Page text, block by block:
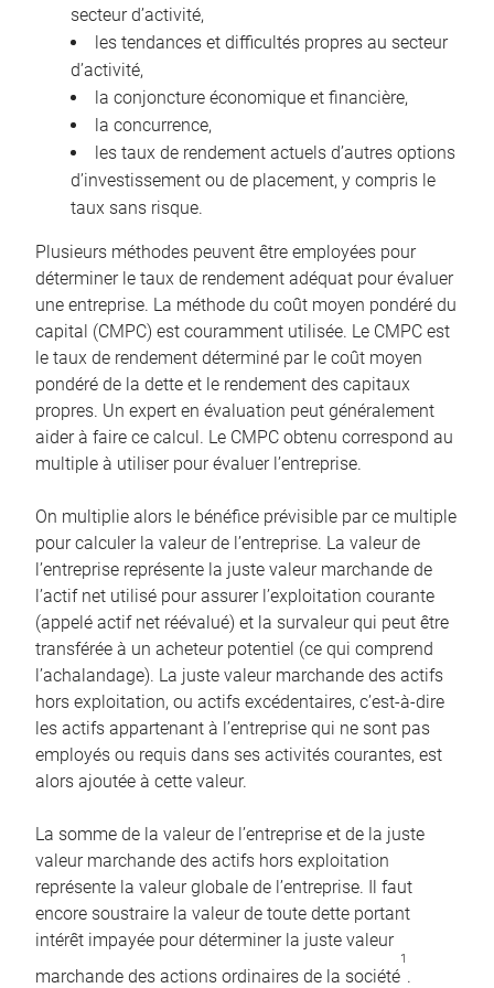
secteur d’activité,
les tendances et difficultés propres au secteur
d’activité,
la conjoncture économique et financière,
la concurrence,
les taux de rendement actuels d’autres options
d’investissement ou de placement, y compris le
taux sans risque.
Plusieurs méthodes peuvent être employées pour
déterminer le taux de rendement adéquat pour évaluer
une entreprise. La méthode du coût moyen pondéré du
capital (CMPC) est couramment utilisée. Le CMPC est
le taux de rendement déterminé par le coût moyen
pondéré de la dette et le rendement des capitaux
propres. Un expert en évaluation peut généralement
aider à faire ce calcul. Le CMPC obtenu correspond au
multiple à utiliser pour évaluer l’entreprise.
On multiplie alors le bénéfice prévisible par ce multiple
pour calculer la valeur de l’entreprise. La valeur de
l’entreprise représente la juste valeur marchande de
l’actif net utilisé pour assurer l’exploitation courante
(appelé actif net réévalué) et la survaleur qui peut être
transférée à un acheteur potentiel (ce qui comprend
l’achalandage). La juste valeur marchande des actifs
hors exploitation, ou actifs excédentaires, c’est-à-dire
les actifs appartenant à l’entreprise qui ne sont pas
employés ou requis dans ses activités courantes, est
alors ajoutée à cette valeur.
La somme de la valeur de l’entreprise et de la juste
valeur marchande des actifs hors exploitation
représente la valeur globale de l’entreprise. Il faut
encore soustraire la valeur de toute dette portant
intérêt impayée pour déterminer la juste valeur
marchande des actions ordinaires de la société
1
.